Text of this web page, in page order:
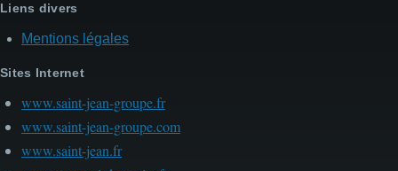
Liens divers
Mentions légales
Sites Internet
www.saint-jean-groupe.fr
www.saint-jean-groupe.com
www.saint-jean.fr